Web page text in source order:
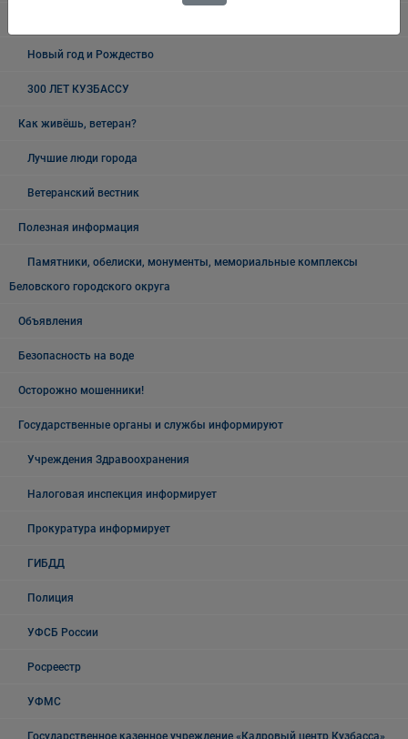
Новый год и Рождество
300 ЛЕТ КУЗБАССУ
Как живёшь, ветеран?
Лучшие люди города
Ветеранский вестник
Полезная информация
Памятники, обелиски, монументы, мемориальные комплексы
Беловского городского округа
Объявления
Безопасность на воде
Осторожно мошенники!
Государственные органы и службы информируют
Учреждения Здравоохранения
Налоговая инспекция информирует
Прокуратура информирует
ГИБДД
Полиция
УФСБ России
Росреестр
УФМС
Государственное казенное учреждение «Кадровый центр Кузбасса»